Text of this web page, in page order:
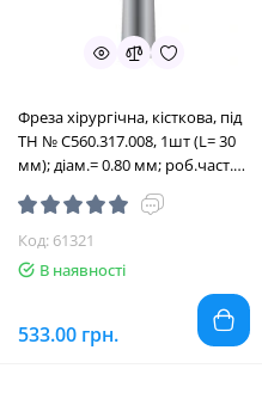
Фреза хірургічна, кісткова, під
ТН № C560.317.008, 1шт (L= 30
мм); діам.= 0.80 мм; роб.част.=
4.0 мм (Edenta/Едента)
Код: 61321
В наявності
533.00 грн.